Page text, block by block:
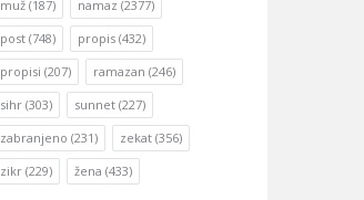
muž (187) namaz (2377)
post (748) propis (432)
propisi (207) ramazan (246)
sihr (303) sunnet (227)
zabranjeno (231) zekat (356)
zikr (229) žena (433)